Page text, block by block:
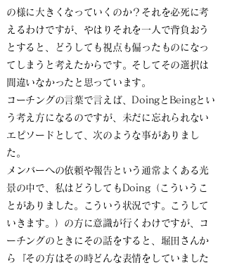
の様に大きくなっていくのか？それを必死に考
えるわけですが、やはりそれを一人で背負おう
とすると、どうしても視点も偏ったものになっ
てしまうと考えたからです。そしてその選択は
間違いなかったと思っています。
コーチングの言葉で言えば、DoingとBeingとい
う考え方になるのですが、未だに忘れられない
エピソードとして、次のような事がありまし
た。
メンバーへの依頼や報告という通常よくある光
景の中で、私はどうしてもDoing（こういうこ
とがありました。こういう状況です。こうして
いきます。）の方に意識が行くわけですが、コ
ーチングのときにその話をすると、堀田さんか
ら『その方はその時どんな表情をしていました